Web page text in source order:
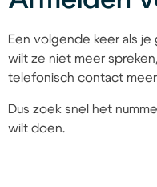
Een volgende keer als
wilt ze niet meer
telefonisch contact
Dus zoek snel het
wilt doen.